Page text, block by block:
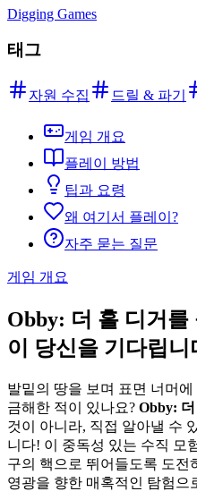
Digging Games
태그
자원 수집 드릴 & 파기
게임 개요
플레이 방법
팁과 요령
왜 여기서 플레이?
자주 묻는 질문
게임 개요
Obby: 더 홀 디거를
이 당신을 기다립니
발밑의 땅을 보며 표면 너머
금해한 적이 있나요? Obby: 더
것이 아니라, 직접 알아낼 수
니다! 이 중독성 있는 수직 모
구의 핵으로 뛰어들도록 도전
영광을 향한 매혹적인 탐험으